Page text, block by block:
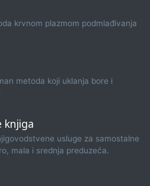
krvnom plazmom podmlađivanja
metoda koji uklanja bore i
knjiga
usluge za samostalne
mala i srednja preduzeća.